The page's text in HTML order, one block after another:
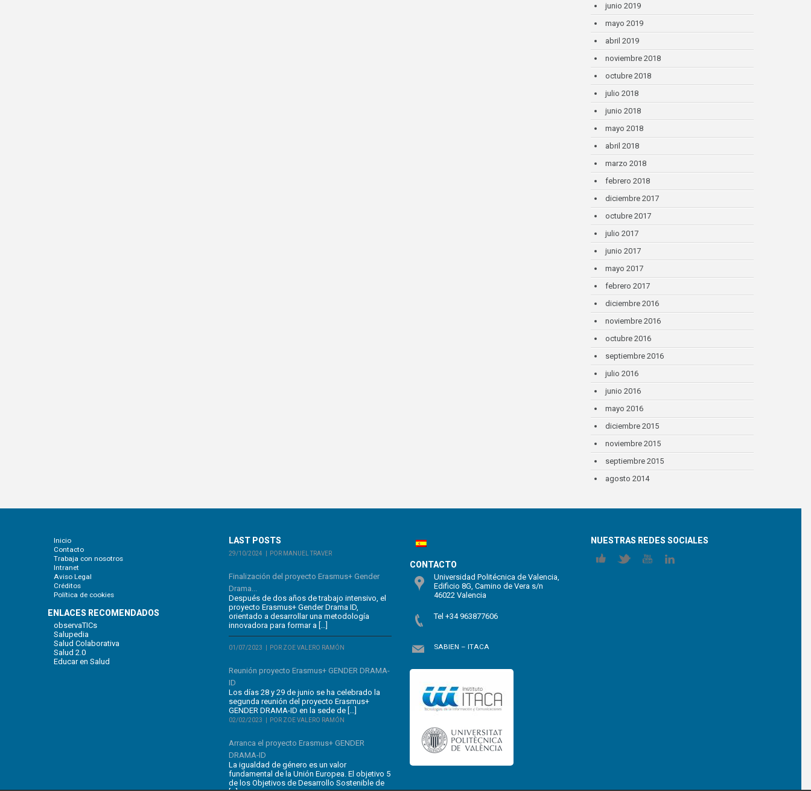
junio 2019
mayo 2019
abril 2019
noviembre 2018
octubre 2018
julio 2018
junio 2018
mayo 2018
abril 2018
marzo 2018
febrero 2018
diciembre 2017
octubre 2017
julio 2017
junio 2017
mayo 2017
febrero 2017
diciembre 2016
noviembre 2016
octubre 2016
septiembre 2016
julio 2016
junio 2016
mayo 2016
diciembre 2015
noviembre 2015
septiembre 2015
agosto 2014
Inicio
Contacto
Trabaja con nosotros
Intranet
Aviso Legal
Créditos
Política de cookies
ENLACES RECOMENDADOS
observaTICs
Salupedia
Salud Colaborativa
Salud 2.0
Educar en Salud
LAST POSTS
29/10/2024 POR MANUEL TRAVER
Finalización del proyecto Erasmus+ Gender
Drama...
Después de dos años de trabajo intensivo, el
proyecto Erasmus+ Gender Drama ID,
orientado a desarrollar una metodología
innovadora para formar a […]
01/07/2023 POR ZOE VALERO RAMÓN
Reunión proyecto Erasmus+ GENDER DRAMA-
ID
Los días 28 y 29 de junio se ha celebrado la
segunda reunión del proyecto Erasmus+
GENDER DRAMA-ID en la sede de […]
02/02/2023 POR ZOE VALERO RAMÓN
Arranca el proyecto Erasmus+ GENDER
DRAMA-ID
La igualdad de género es un valor
fundamental de la Unión Europea. El objetivo 5
de los Objetivos de Desarrollo Sostenible de
CONTACTO
Universidad Politécnica de Valencia,
Edificio 8G, Camino de Vera s/n
46022 Valencia
Tel +34 963877606
SABIEN – ITACA
NUESTRAS REDES SOCIALES